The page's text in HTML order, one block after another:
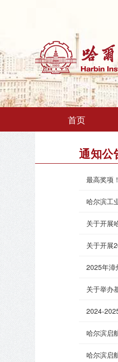
首页
通知公
最高奖项
哈尔滨工
关于开展
关于开展
2025年漳
关于举办
2024-
哈尔滨启
哈尔滨启